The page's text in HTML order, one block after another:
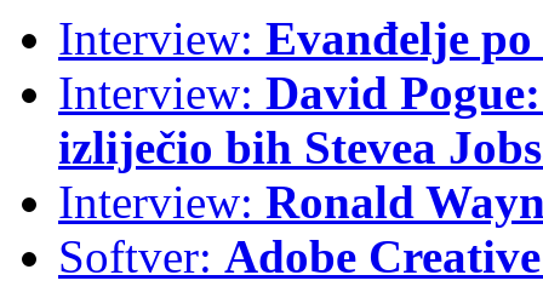
Interview: Evanđelje
Interview: David
izliječio bih Stevea
Interview: Ronald
Softver: Adobe